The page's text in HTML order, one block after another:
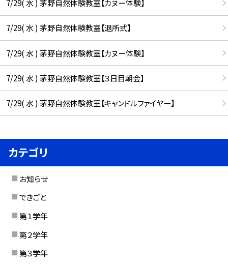
7/29( 水 ) 茅野自然体験教室【カヌー体験】
7/29( 水 ) 茅野自然体験教室【退所式】
7/29( 水 ) 茅野自然体験教室【カヌー体験】
7/29( 水 ) 茅野自然体験教室【３日目朝会】
7/29( 水 ) 茅野自然体験教室【キャンドルファイヤー】
カテゴリ
お知らせ
できごと
第１学年
第２学年
第３学年